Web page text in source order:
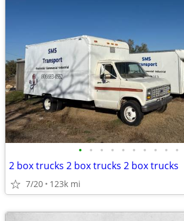
• • • • • • • • • •
2 box trucks 2 box trucks 2 box trucks
7/20 123k mi